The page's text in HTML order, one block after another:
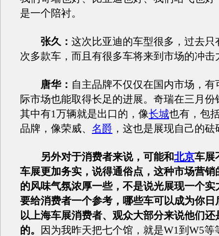
是一个陪衬。
张久： 这次比亚迪的车型很多，过去只
次多款车，而且有很多车将来到市场的冲击
唐华： 自主品牌不仅仅在国内市场，有
际市场也能取得长足的进展。奇瑞在三月份
其中有1万辆就是出口的，像长城也有，包
品牌，像荣威、 名爵 ，这也是展现自己的
另外对于消费者来说，可能和北京车展
车展更加务实，说得通俗点，这种市场营销
的风味气氛浓厚一些，不是说光展现一个实
要给消费者一个参考，哪些车可以成为你日
以上海车展消费者、观众大部分来说他们还
的。
因为我昨天把七个馆，就是W1到W5等